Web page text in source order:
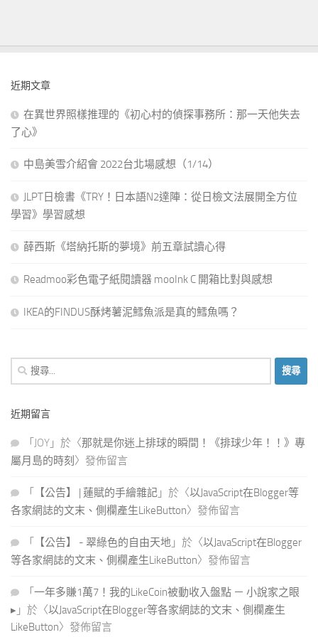
近期文章
在異世界照樣推理的《初心村的偵探事務所：那一天他失去
了心》
中島美雪介紹會 2022台北場感想（1/14）
JLPT日檢書《TRY！日本語N2達陣：從日檢文法展開全方位
學習》學習感想
薛西斯《塔納托斯的夢境》前五章試讀心得
Readmoo彩色電子紙閱讀器 mooInk C 開箱比對與感想
IKEA的FINDUS酥烤薯泥鱈魚派是真的鱈魚嗎？
搜
尋
鍵
近期留言
「 JOY 」於〈那就是你迷上排球的瞬間！《排球少年！！》專
屬月島的時刻 〉發佈留言
「 【公告】 | 蓮賦的手繪雜記 」於〈以JavaScript在Blogger等
各家網誌的文末、側欄產生LikeButton〉發佈留言
「 【公告】 - 翠綠色的自由天地 」於〈以JavaScript在Blogger
等各家網誌的文末、側欄產生LikeButton〉發佈留言
「 一年多賺1萬7！我的LikeCoin被動收入盤點 － 小說家之眼
▸ 」於〈以JavaScript在Blogger等各家網誌的文末、側欄產生
LikeButton〉發佈留言